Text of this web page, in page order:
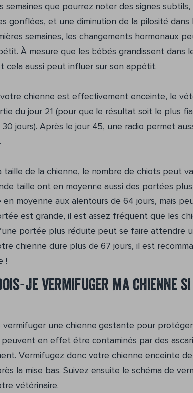
semaines que pourrez noter des signes
gonflées, et une diminution de la pilosité dans
semaines, les changements hormonaux
À mesure que les bébés grandissent dans
cela aussi peut influer sur son appétit.
chienne est effectivement enceinte, le
du jour 21 (pour que le résultat soit le plus
jours). Après le jour 45, une radio permet
taille de la chienne, le nombre de chiots peut
taille ont en moyenne aussi des portées
en moyenne aux alentours de 64 jours, mais
est grande, il est assez fréquent que les
portée plus réduite peut se faire attendre
chienne dure plus de 67 jours, il est
!
je vermifuger ma chienne
vermifuger une chienne gestante pour
en effet être contaminés par des
Vermifugez donc votre chienne enceinte
la mise bas. Suivez ensuite le schéma de
vétérinaire.